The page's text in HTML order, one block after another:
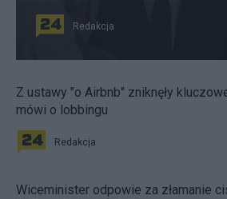
Redakcja
Z ustawy "o Airbnb" zniknęły
mówi o lobbingu
Redakcja
Wiceminister odpowie za złamanie